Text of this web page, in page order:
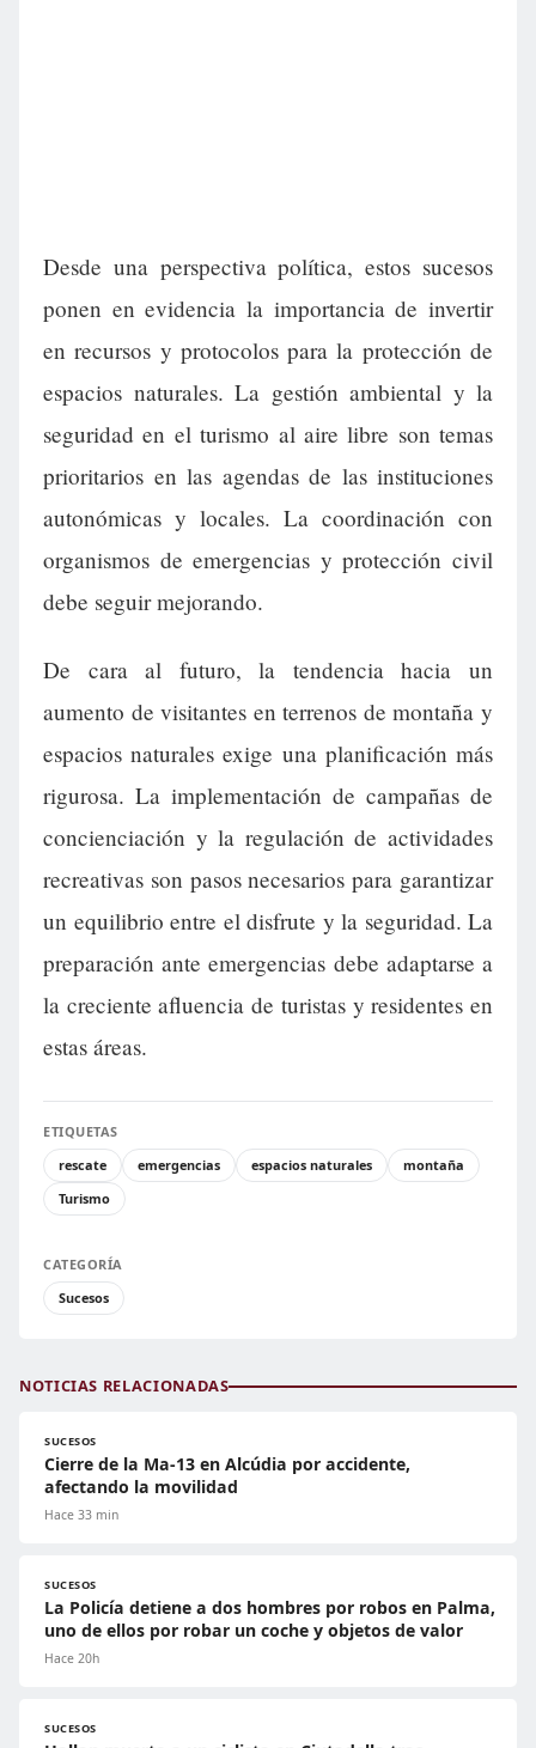
Desde una perspectiva política, estos sucesos
ponen en evidencia la importancia de invertir
en recursos y protocolos para la protección de
espacios naturales. La gestión ambiental y la
seguridad en el turismo al aire libre son temas
prioritarios en las agendas de las instituciones
autonómicas y locales. La coordinación con
organismos de emergencias y protección civil
debe seguir mejorando.
De cara al futuro, la tendencia hacia un
aumento de visitantes en terrenos de montaña y
espacios naturales exige una planificación más
rigurosa. La implementación de campañas de
concienciación y la regulación de actividades
recreativas son pasos necesarios para garantizar
un equilibrio entre el disfrute y la seguridad. La
preparación ante emergencias debe adaptarse a
la creciente afluencia de turistas y residentes en
estas áreas.
ETIQUETAS
rescate
emergencias espacios naturales
montaña
Turismo
CATEGORÍA
Sucesos
NOTICIAS RELACIONADAS
SUCESOS
Cierre de la Ma-13 en Alcúdia por accidente,
afectando la movilidad
Hace 33 min
SUCESOS
La Policía detiene a dos hombres por robos en Palma,
uno de ellos por robar un coche y objetos de valor
Hace 20h
SUCESOS